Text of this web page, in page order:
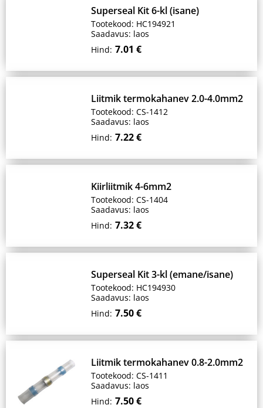
Superseal Kit 6-kl (isane)
Tootekood: HC194921
Saadavus: laos
Hind: 7.01 €
Liitmik termokahanev 2.0-4.0mm2
Tootekood: CS-1412
Saadavus: laos
Hind: 7.22 €
Kiirliitmik 4-6mm2
Tootekood: CS-1404
Saadavus: laos
Hind: 7.32 €
Superseal Kit 3-kl (emane/isane)
Tootekood: HC194930
Saadavus: laos
Hind: 7.50 €
Liitmik termokahanev 0.8-2.0mm2
Tootekood: CS-1411
Saadavus: laos
Hind: 7.50 €